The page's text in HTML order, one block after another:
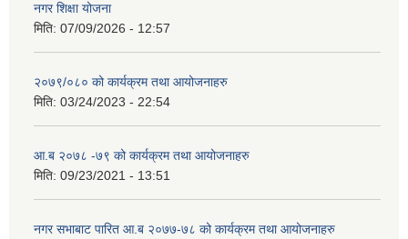
नगर शिक्षा योजना
मिति: 07/09/2026 - 12:57
२०७९/०८० को कार्यक्रम तथा आयोजनाहरु
मिति: 03/24/2023 - 22:54
आ.ब २०७८ -७९ को कार्यक्रम तथा आयोजनाहरु
मिति: 09/23/2021 - 13:51
नगर सभाबाट पारित आ.ब २०७७-७८ को कार्यक्रम तथा आयोजनाहरु